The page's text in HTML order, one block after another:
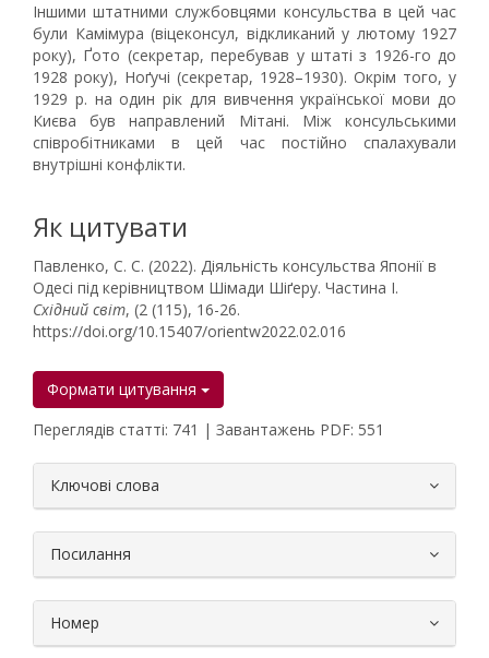
Іншими штатними службовцями консульства в цей час
були Камімура (віцеконсул, відкликаний у лютому 1927
року), Ґото (секретар, перебував у штаті з 1926-го до
1928 року), Ноґучі (секретар, 1928–1930). Окрім того, у
1929 р. на один рік для вивчення української мови до
Києва був направлений Мітані. Між консульськими
співробітниками в цей час постійно спалахували
внутрішні конфлікти.
Як цитувати
Павленко, С. С. (2022). Діяльність консульства Японії в
Одесі під керівництвом Шімади Шіґеру. Частина І.
Східний світ, (2 (115), 16-26.
https://doi.org/10.15407/orientw2022.02.016
Формати цитування
Переглядів статті: 741 | Завантажень PDF: 551
Ключові слова
Посилання
Номер